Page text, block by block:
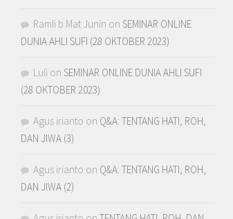
Ramli b Mat Junin on SEMINAR ONLINE
DUNIA AHLI SUFI (28 OKTOBER 2023)
Luli on SEMINAR ONLINE DUNIA AHLI SUFI
(28 OKTOBER 2023)
Agus irianto on Q&A: TENTANG HATI, ROH,
DAN JIWA (3)
Agus irianto on Q&A: TENTANG HATI, ROH,
DAN JIWA (2)